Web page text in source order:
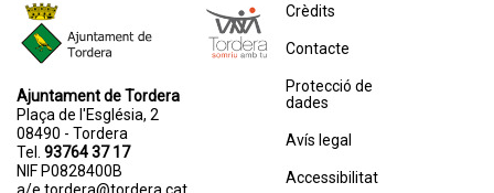
Ajuntament de Tordera
Plaça de l'Església, 2
08490 - Tordera
Tel. 93764 37 17
NIF P0828400B
Crèdits
Contacte
Protecció de
dades
Avís legal
Accessibilitat